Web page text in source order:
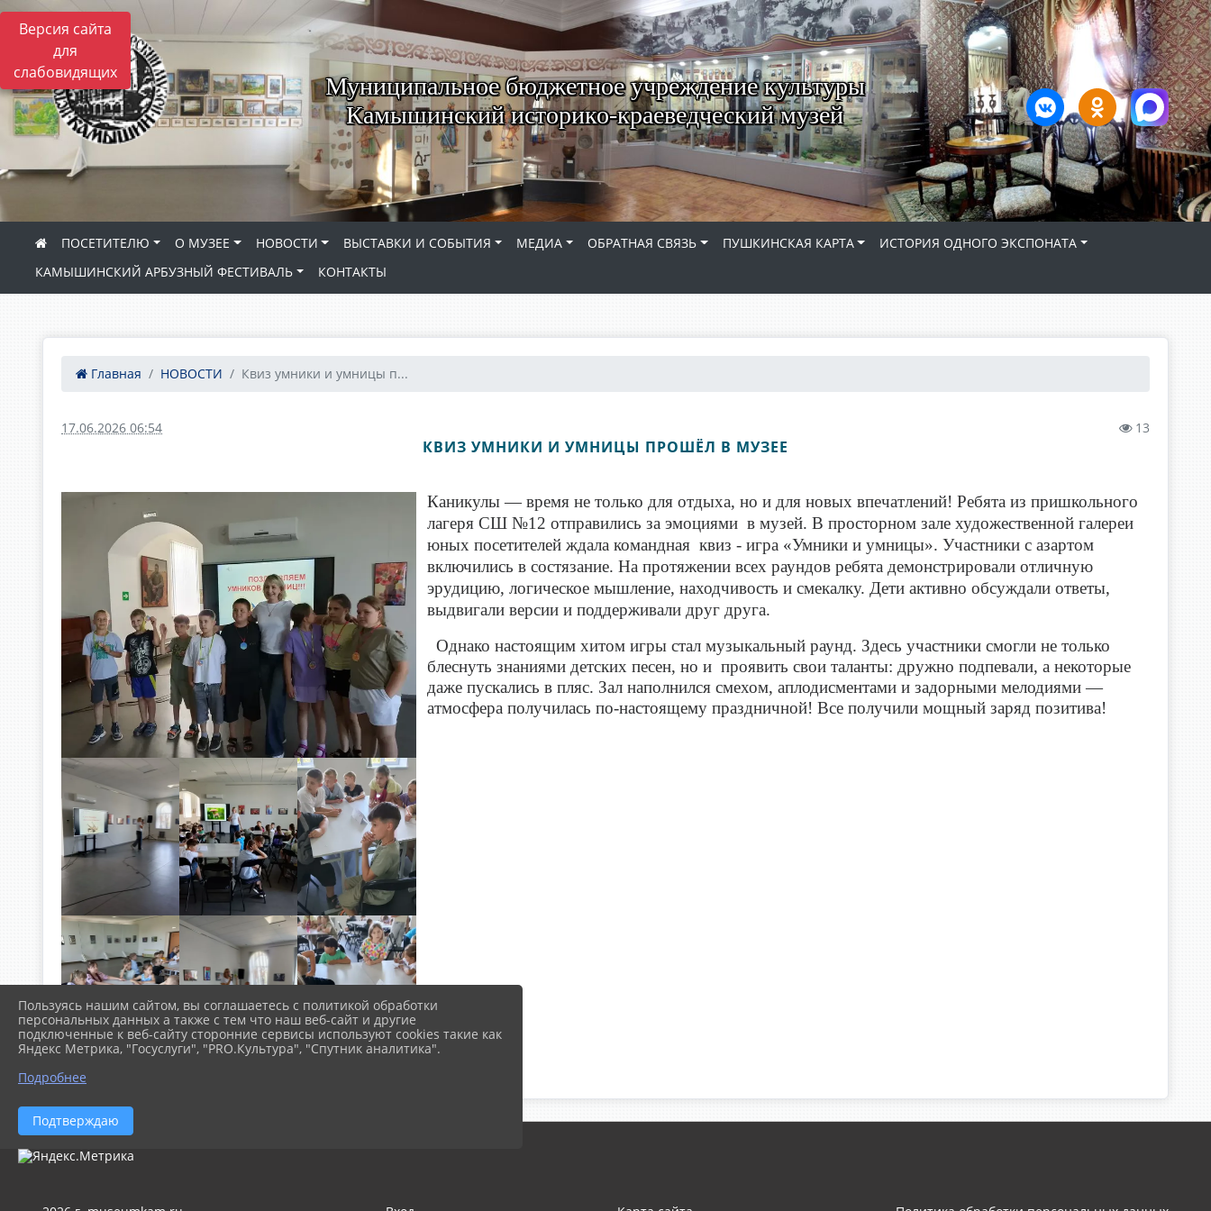
Версия сайта
для
слабовидящих
Муниципальное бюджетное учреждение культуры
Камышинский историко-краеведческий музей
ПОСЕТИТЕЛЮ О МУЗЕЕ НОВОСТИ ВЫСТАВКИ И СОБЫТИЯ МЕДИА ОБРАТНАЯ СВЯЗЬ ПУШКИНСКАЯ КАРТА
ИСТОРИЯ ОДНОГО ЭКСПОНАТА
КАМЫШИНСКИЙ АРБУЗНЫЙ ФЕСТИВАЛЬ
КОНТАКТЫ
Главная НОВОСТИ Квиз умники и умницы п...
17.06.2026 06:54 13
КВИЗ УМНИКИ И УМНИЦЫ ПРОШЁЛ В МУЗЕЕ
Каникулы — время не только для отдыха, но и для новых впечатлений! Ребята из пришкольного
лагеря СШ №12 отправились за эмоциями в музей. В просторном зале художественной галереи
юных посетителей ждала командная квиз ‑ игра «Умники и умницы». Участники с азартом
включились в состязание. На протяжении всех раундов ребята демонстрировали отличную
эрудицию, логическое мышление, находчивость и смекалку. Дети активно обсуждали ответы,
выдвигали версии и поддерживали друг друга.
Однако настоящим хитом игры стал музыкальный раунд. Здесь участники смогли не только
блеснуть знаниями детских песен, но и проявить свои таланты: дружно подпевали, а некоторые
даже пускались в пляс. Зал наполнился смехом, аплодисментами и задорными мелодиями —
атмосфера получилась по‑настоящему праздничной! Все получили мощный заряд позитива!
Пользуясь нашим сайтом, вы соглашаетесь с политикой обработки
персональных данных а также с тем что наш веб-сайт и другие
подключенные к веб-сайту сторонние сервисы используют cookies такие как
Яндекс Метрика, "Госуслуги", "PRO.Культура", "Спутник аналитика".
Подробнее
Подтверждаю